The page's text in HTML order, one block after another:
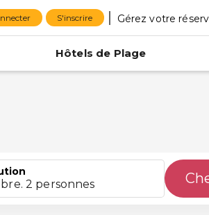
S'inscrire Gérez votre
Hôtels de Plage
2 personnes